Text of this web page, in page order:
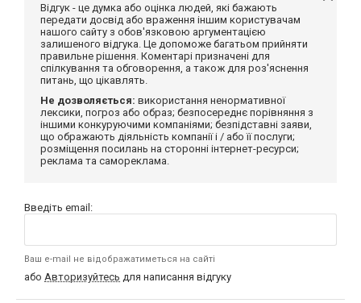
Відгук - це думка або оцінка людей, які бажають
передати досвід або враження іншим користувачам
нашого сайту з обов'язковою аргументацією
залишеного відгука. Це допоможе багатьом прийняти
правильне рішення. Коментарі призначені для
спілкування та обговорення, а також для роз'яснення
питань, що цікавлять.
Не дозволяється: використання ненормативної
лексики, погроз або образ; безпосереднє порівняння з
іншими конкуруючими компаніями; безпідставні заяви,
що ображають діяльність компанії і / або її послуги;
розміщення посилань на сторонні інтернет-ресурси;
реклама та самореклама.
Введіть email:
Ваш e-mail не відображатиметься на сайті
або Авторизуйтесь для написання відгуку